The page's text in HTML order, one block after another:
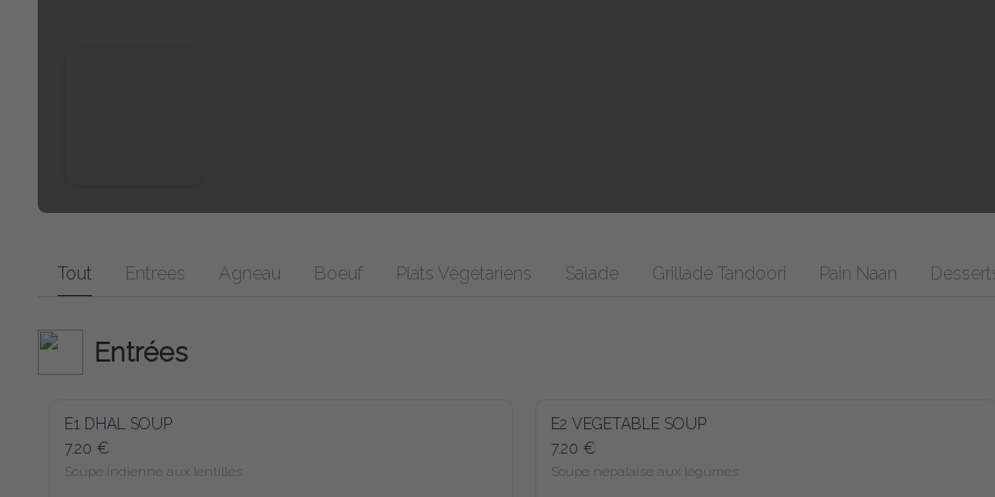
Tout Entrées Agneau Boeuf Plats Végétariens Salade Grillade Tandoori Pain Naan Desserts
Entrées
E1 DHAL SOUP
7.20 €
Soupe indienne aux lentilles
E2 VEGETABLE SOUP
7.20 €
Soupe népalaise aux légumes